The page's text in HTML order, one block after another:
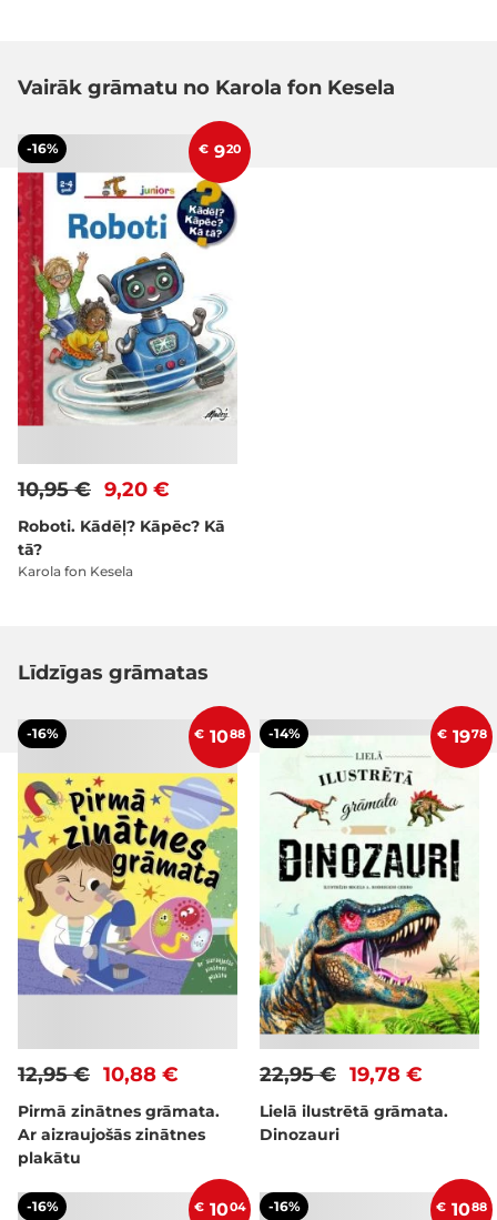
Vairāk grāmatu no Karola fon Kesela
-16% € 920
9,20 €
10,95 €
Roboti. Kādēļ? Kāpēc? Kā
tā?
Karola fon Kesela
Līdzīgas grāmatas
-16% € 1088
10,88 €
12,95 €
Pirmā zinātnes grāmata.
Ar aizraujošās zinātnes
plakātu
-14% € 1978
19,78 €
22,95 €
Lielā ilustrētā grāmata.
Dinozauri
-16% € 1004 -16% € 1088